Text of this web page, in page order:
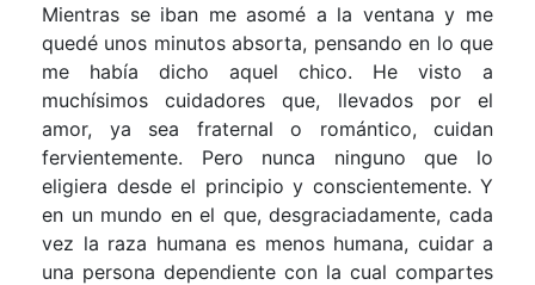
Mientras se iban me asomé a la ventana y me
quedé unos minutos absorta, pensando en lo que
me había dicho aquel chico. He visto a
muchísimos cuidadores que, llevados por el
amor, ya sea fraternal o romántico, cuidan
fervientemente. Pero nunca ninguno que lo
eligiera desde el principio y conscientemente. Y
en un mundo en el que, desgraciadamente, cada
vez la raza humana es menos humana, cuidar a
una persona dependiente con la cual compartes